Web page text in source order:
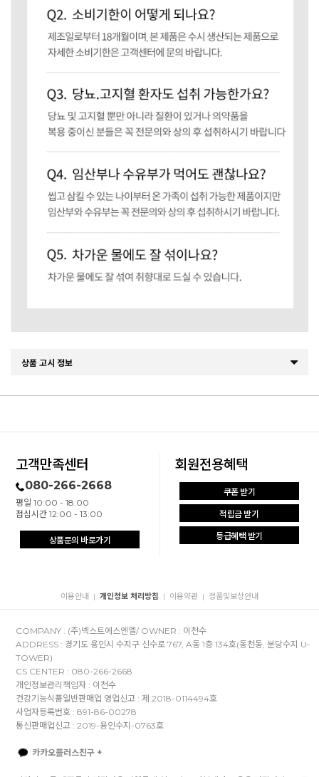
상품 고시 정보
고객만족센터
080-266-2668
평일 10:00 - 18:00
점심시간 12:00 - 13:00
상품문의 바로가기
회원전용혜택
쿠폰 받기
적립금 받기
등급혜택 받기
이용안내 | 개인정보 처리방침 | 이용약관 | 정품및보상안내
COMPANY : (주)넥스트에스엔엘/ OWNER : 이천수
ADDRESS : 경기도 용인시 수지구 신수로 767, A동 1층 134호(동천동, 분당수지 U-
TOWER)
CS CENTER : 080-266-2668
개인정보관리책임자 : 이천수
건강기능식품일반판매업 영업신고 : 제 2018-0114494호
사업자등록번호 : 891-86-00278
통신판매업신고 : 2019-용인수지-0763호
카카오플러스친구 +